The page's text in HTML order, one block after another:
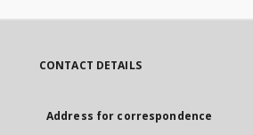
CONTACT DETAILS
Address for correspondence